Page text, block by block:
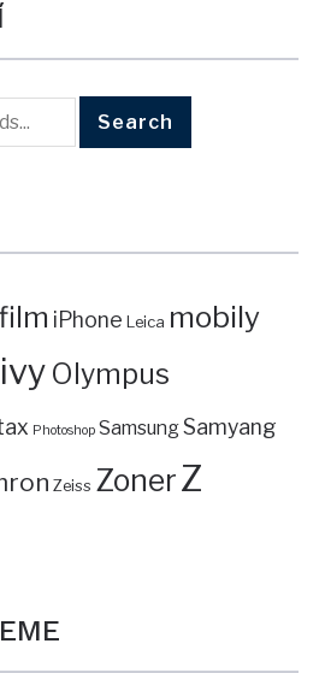
iPhone Leica mobily
Olympus
Photoshop SamsungSamyang
Zeiss ZonerZ